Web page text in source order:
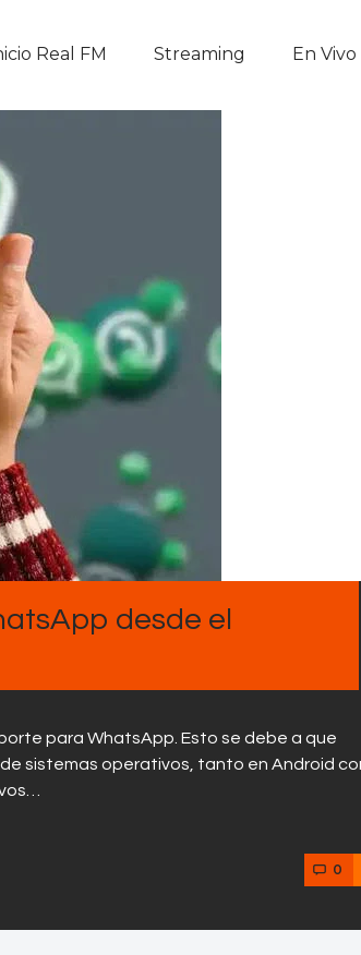
Real FM Streaming En Vivo
La APP
desde el
para WhatsApp. Esto se debe a que
sistemas operativos, tanto en Android
0